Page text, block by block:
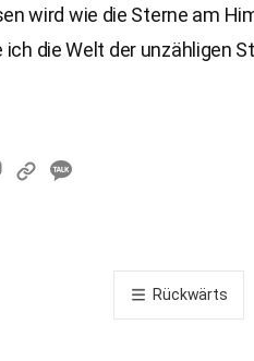
wird wie die Sterne am
ich die Welt der unzähligen
카
Rückwärts